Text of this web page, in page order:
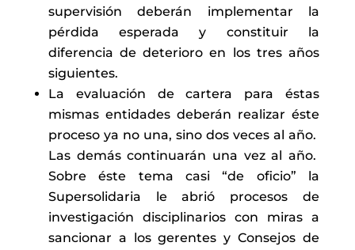
supervisión deberán implementar la
pérdida esperada y constituir la
diferencia de deterioro en los tres años
siguientes.
La evaluación de cartera para éstas
mismas entidades deberán realizar éste
proceso ya no una, sino dos veces al año.
Las demás continuarán una vez al año.
Sobre éste tema casi “de oficio” la
Supersolidaria le abrió procesos de
investigación disciplinarios con miras a
sancionar a los gerentes y Consejos de